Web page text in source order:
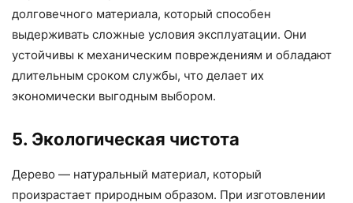
долговечного материала, который способен
выдерживать сложные условия эксплуатации. Они
устойчивы к механическим повреждениям и обладают
длительным сроком службы, что делает их
экономически выгодным выбором.
5. Экологическая чистота
Дерево — натуральный материал, который
произрастает природным образом. При изготовлении